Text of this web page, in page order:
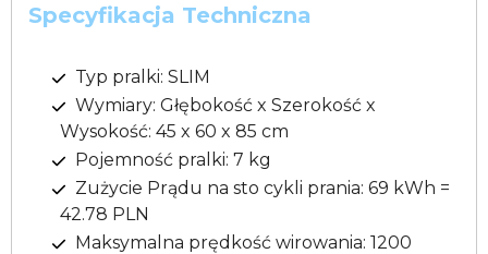
Specyfikacja Techniczna
Typ pralki: SLIM
Wymiary: Głębokość x Szerokość x
Wysokość: 45 x 60 x 85 cm
Pojemność pralki: 7 kg
Zużycie Prądu na sto cykli prania: 69 kWh =
42.78 PLN
Maksymalna prędkość wirowania: 1200